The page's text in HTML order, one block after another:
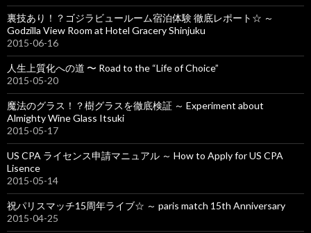
裏技あり！？ゴジラビュールーム宿泊体験 徹底レポート☆ ～
Godzilla View Room at Hotel Gracery Shinjuku
2015-06-16
人生上質化への道 〜 Road to the “Life of Choice”
2015-05-20
魔法のグラス！？樹グラスを徹底検証 ～ Experiment about
Almighty Wine Glass Itsuki
2015-05-17
US CPA ライセンス申請マニュアル ～ How to Apply for US CPA
Lisence
2015-05-14
祝パリスマッチ15周年ライブ☆ ～ paris match 15th Anniversary
2015-04-25